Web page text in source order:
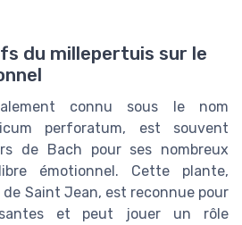
du millepertuis sur le
connu sous le nom
perforatum, est souvent
de Bach pour ses nombreux
émotionnel. Cette plante,
de Saint Jean, est reconnue pour
et peut jouer un rôle